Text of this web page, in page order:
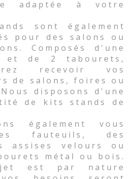
adaptée à votre
sont également
pour des salons ou
Composés d'une
et de 2 tabourets,
recevoir vos
de salons, foires ou
disposons d'une
de kits stands de
également vous
fauteuils, des
assises velours ou
métal ou bois.
est par nature